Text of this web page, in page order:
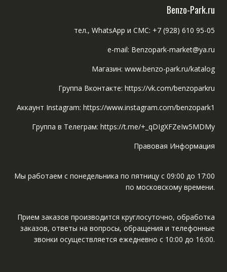
Benzo-Park.ru
тел., WhatsApp и СМС: +7 (928) 610 95-05
e-mail: Benzopark-market@ya.ru
Магазин: www.benzo-park.ru/katalog
Группа Вконтакте: https://vk.com/benzoparkru
Аккаунт Instagram: https://www.instagram.com/benzopark1
Группа в Телеграм: https://t.me/+_qDIgXFZeIw5MDMy
Правовая Информация
Мы работаем с понедельника по пятницу с 09:00 до 17:00
по московскому времени.
Прием заказов производится круглосуточно, обработка
заказов, ответы на вопросы, обращения и телефонные
звонки осуществляется ежедневно с 10:00 до 16:00.